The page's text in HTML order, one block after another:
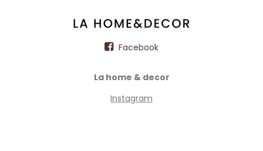
Facebook
La home & decor
Instagram